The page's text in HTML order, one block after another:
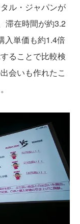
ル・ジャパンが
滞在時間が約3.2
入単価も約1.4倍
ることで比較検
会いも作れたこ